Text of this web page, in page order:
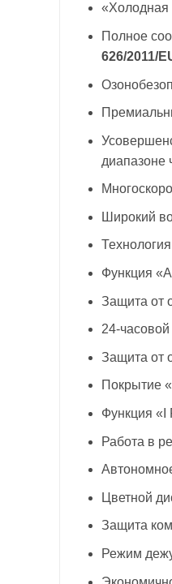
«Холодная
Полное
626/2011/
диапазоне
Широкий
Функция
Защита oт
24-
Защита от
Покрытие
Функция «I
Работа в
Цветной
Защита
Режим